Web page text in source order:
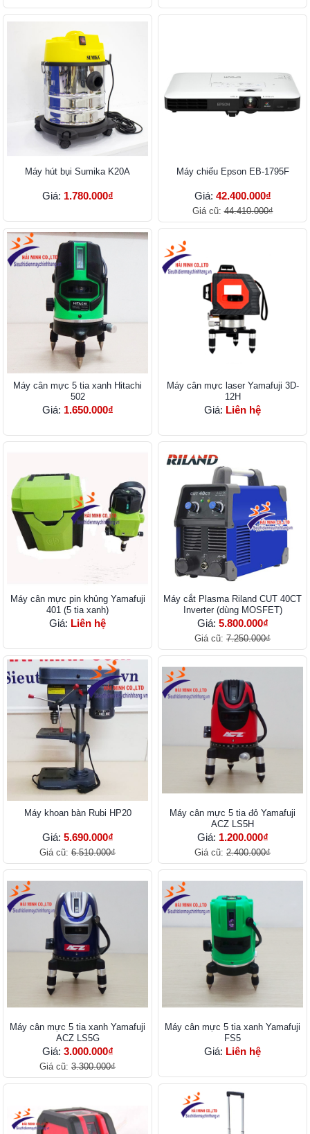
Máy hút bụi Sumika K20A
Giá: 1.780.000₫
Máy chiếu Epson EB-1795F
Giá: 42.400.000₫
Giá cũ:44.410.000₫
Máy cân mực 5 tia xanh Hitachi
502
Giá: 1.650.000₫
Máy cân mực laser Yamafuji 3D-
12H
Giá: Liên hệ
Máy cân mực pin khủng Yamafuji
401 (5 tia xanh)
Giá: Liên hệ
Máy cắt Plasma Riland CUT 40CT
Inverter (dùng MOSFET)
Giá: 5.800.000₫
Giá cũ: 7.250.000₫
Máy khoan bàn Rubi HP20
Giá: 5.690.000₫
Giá cũ: 6.510.000₫
Máy cân mực 5 tia đỏ Yamafuji
ACZ LS5H
Giá: 1.200.000₫
Giá cũ: 2.400.000₫
Máy cân mực 5 tia xanh Yamafuji
ACZ LS5G
Giá: 3.000.000₫
Giá cũ: 3.300.000₫
Máy cân mực 5 tia xanh Yamafuji
FS5
Giá: Liên hệ